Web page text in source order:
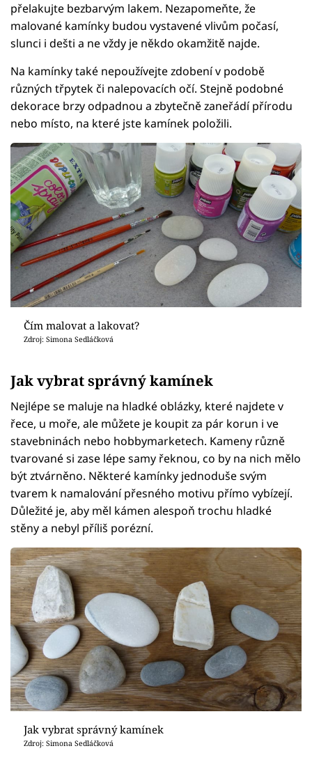
přelakujte bezbarvým lakem. Nezapomeňte, že
malované kamínky budou vystavené vlivům počasí,
slunci i dešti a ne vždy je někdo okamžitě najde.
Na kamínky také nepoužívejte zdobení v podobě
různých třpytek či nalepovacích očí. Stejně podobné
dekorace brzy odpadnou a zbytečně zaneřádí přírodu
nebo místo, na které jste kamínek položili.
Čím malovat a lakovat?
Zdroj: Simona Sedláčková
Jak vybrat správný kamínek
Nejlépe se maluje na hladké oblázky, které najdete v
řece, u moře, ale můžete je koupit za pár korun i ve
stavebninách nebo hobbymarketech. Kameny různě
tvarované si zase lépe samy řeknou, co by na nich mělo
být ztvárněno. Některé kamínky jednoduše svým
tvarem k namalování přesného motivu přímo vybízejí.
Důležité je, aby měl kámen alespoň trochu hladké
stěny a nebyl příliš porézní.
Jak vybrat správný kamínek
Zdroj: Simona Sedláčková